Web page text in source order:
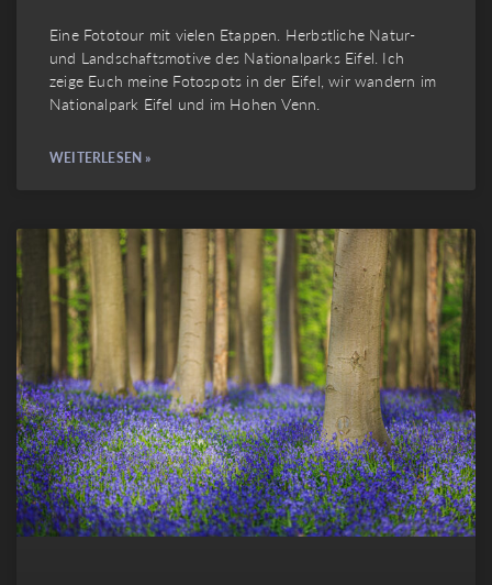
Eine Fototour mit vielen Etappen. Herbstliche Natur-
und Landschaftsmotive des Nationalparks Eifel. Ich
zeige Euch meine Fotospots in der Eifel, wir wandern im
Nationalpark Eifel und im Hohen Venn.
WEITERLESEN »